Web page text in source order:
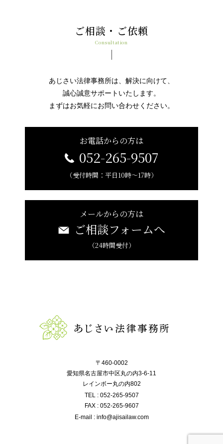
ご相談・ご依頼
consultation
あじさい法律事務所は、解決に向けて、
誠心誠意サポートいたします。
まずはお気軽にお問い合わせください。
お電話からの方は
052-265-9507
（受付時間：平日10時～17時）
メールからの方は
ご相談フォームへ
（24時間受付）
〒460-0002
愛知県名古屋市中区丸の内3-6-11
レインボー丸の内802
TEL : 052-265-9507
FAX : 052-265-9607
E-mail : info@ajisailaw.com